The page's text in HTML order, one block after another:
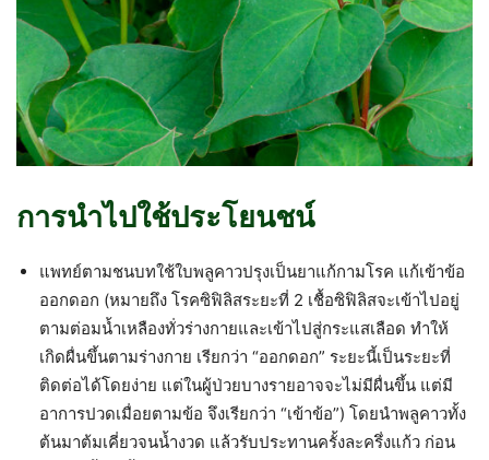
การนำไปใช้ประโยนชน์
แพทย์ตามชนบทใช้ใบพลูคาวปรุงเป็นยาแก้กามโรค แก้เข้าข้อ
ออกดอก (หมายถึง โรคซิฟิลิสระยะที่ 2 เชื้อซิฟิลิสจะเข้าไปอยู่
ตามต่อมน้ำเหลืองทั่วร่างกายและเข้าไปสู่กระแสเลือด ทำให้
เกิดผื่นขึ้นตามร่างกาย เรียกว่า “ออกดอก” ระยะนี้เป็นระยะที่
ติดต่อได้โดยง่าย แต่ในผู้ป่วยบางรายอาจจะไม่มีผื่นขึ้น แต่มี
อาการปวดเมื่อยตามข้อ จึงเรียกว่า “เข้าข้อ”) โดยนำพลูคาวทั้ง
ต้นมาต้มเคี่ยวจนน้ำงวด แล้วรับประทานครั้งละครึ่งแก้ว ก่อน